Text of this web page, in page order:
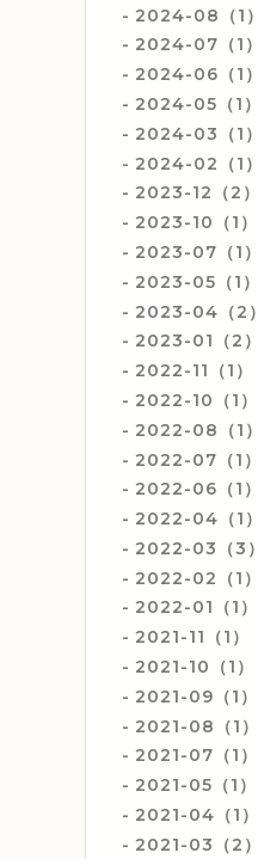
2024-08（1）
2024-07（1）
2024-06（1）
2024-05（1）
2024-03（1）
2024-02（1）
2023-12（2）
2023-10（1）
2023-07（1）
2023-05（1）
2023-04（2）
2023-01（2）
2022-11（1）
2022-10（1）
2022-08（1）
2022-07（1）
2022-06（1）
2022-04（1）
2022-03（3）
2022-02（1）
2022-01（1）
2021-11（1）
2021-10（1）
2021-09（1）
2021-08（1）
2021-07（1）
2021-05（1）
2021-04（1）
2021-03（2）